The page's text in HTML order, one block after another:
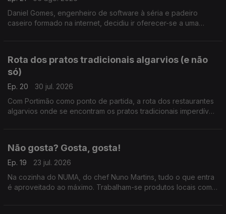
Daniel Gomes, engenheiro de software à séria e padeiro
caseiro formado na internet, decidiu ir oferecer-se a uma
Rota dos pratos tradicionais algarvios (e não
só)
Ep. 20
30 jul. 2026
Com Portimão como ponto de partida, a rota dos restaurantes
algarvios onde se encontram os pratos tradicionais imperdíveis
Não gosta? Gosta, gosta!
Ep. 19
23 jul. 2026
Na cozinha do NUMA, do chef Nuno Martins, tudo o que entra
é aproveitado ao máximo. Trabalham-se produtos locais com